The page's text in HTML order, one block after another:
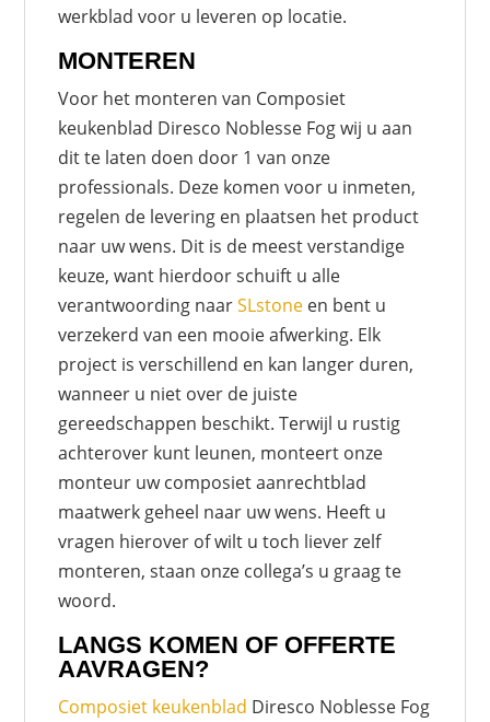
werkblad voor u leveren op locatie.
MONTEREN
Voor het monteren van Composiet
keukenblad Diresco Noblesse Fog wij u aan
dit te laten doen door 1 van onze
professionals. Deze komen voor u inmeten,
regelen de levering en plaatsen het product
naar uw wens. Dit is de meest verstandige
keuze, want hierdoor schuift u alle
verantwoording naarSLstone en bent u
verzekerd van een mooie afwerking. Elk
project is verschillend en kan langer duren,
wanneer u niet over de juiste
gereedschappen beschikt. Terwijl u rustig
achterover kunt leunen, monteert onze
monteur uw composiet aanrechtblad
maatwerk geheel naar uw wens. Heeft u
vragen hierover of wilt u toch liever zelf
monteren, staan onze collega’s u graag te
woord.
LANGS KOMEN OF OFFERTE
AAVRAGEN?
Composiet keukenblad Diresco Noblesse Fog